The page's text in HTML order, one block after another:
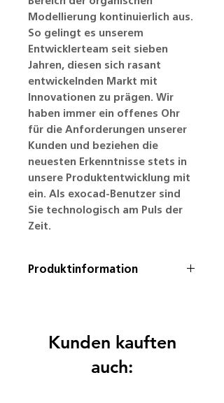
Modellierung kontinuierlich aus.
So gelingt es unserem
Entwicklerteam seit sieben
Jahren, diesen sich rasant
entwickelnden Markt mit
Innovationen zu prägen. Wir
haben immer ein offenes Ohr
für die Anforderungen unserer
Kunden und beziehen die
neuesten Erkenntnisse stets in
unsere Produktentwicklung mit
ein. Als exocad-Benutzer sind
Sie technologisch am Puls der
Zeit.
Produktinformation
werden.
Mietkosten im 2. Jahr 910,00
Kunden kauften
auch: